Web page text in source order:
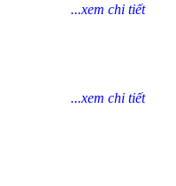
...xem chi tiết
...xem chi tiết